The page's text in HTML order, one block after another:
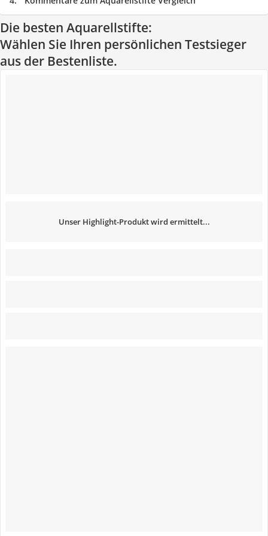
Die besten Aquarellstifte:
Wählen Sie Ihren persönlichen Testsieger
aus der Bestenliste.
Unser Highlight-Produkt wird ermittelt...